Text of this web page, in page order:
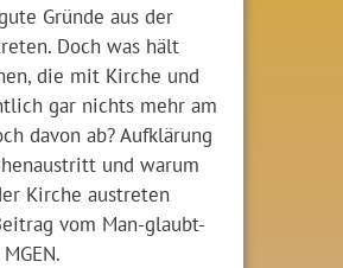
Gründe aus der
Doch was hält
die mit Kirche und
gar nichts mehr am
davon ab? Aufklärung
und warum
Kirche austreten
vom Man-glaubt-